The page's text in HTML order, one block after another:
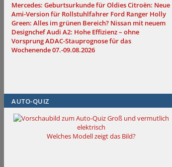
Mercedes: Geburtsurkunde für OldiesCitroën: Neue
Ami-Version für Rollstuhlfahrer Ford Ranger Holly
Green: Alles im grünen Bereich? Nissan mit neuem
DesignchefAudi A2: Hohe Effizienz – ohne
VorsprungADAC-Stauprognose für das
Wochenende 07.-09.08.2026
AUTO-QUIZ
Groß und vermutlich
elektrisch
Welches Modell zeigt das Bild?